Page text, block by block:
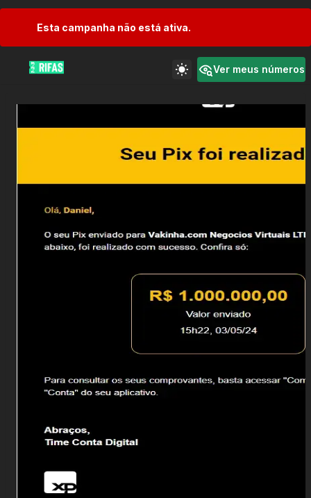
Esta campanha não está ativa.
Ver meus números